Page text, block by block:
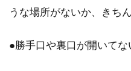
うな場所がないか、きち
●勝手口や裏口が開いてな